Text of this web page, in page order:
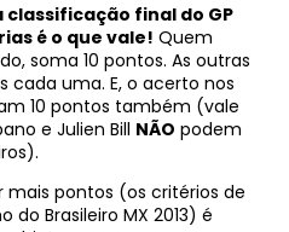
final do GP
é o que vale! Quem
soma 10 pontos. As outras
cada uma. E, o acerto nos
10 pontos também (vale
e Julien Bill NÃO podem
pontos (os critérios de
Brasileiro MX 2013) é